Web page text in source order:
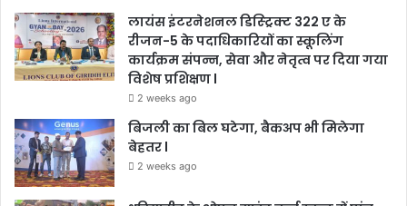
लायंस इंटरनेशनल डिस्ट्रिक्ट 322 ए के
रीजन-5 के पदाधिकारियों का स्कूलिंग
कार्यक्रम संपन्न, सेवा और नेतृत्व पर दिया गया
विशेष प्रशिक्षण l
2 weeks ago
बिजली का बिल घटेगा, बैकअप भी मिलेगा
बेहतर l
2 weeks ago